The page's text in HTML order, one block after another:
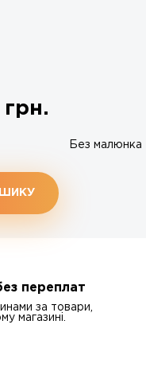
грн.
Без малюнка
переплат
за товари,
магазині.